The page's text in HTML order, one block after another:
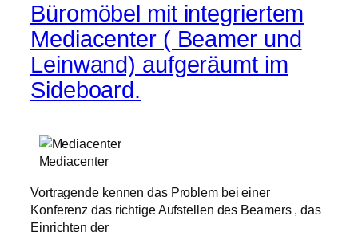
Büromöbel mit integriertem
Mediacenter ( Beamer und
Leinwand) aufgeräumt im
Sideboard.
Mediacenter
Vortragende kennen das Problem bei einer
Konferenz das richtige Aufstellen des Beamers , das
Einrichten der